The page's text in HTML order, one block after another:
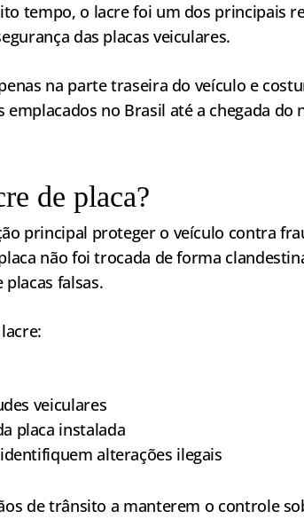
tempo, o lacre foi um dos principais
das placas veiculares.
na parte traseira do veículo e
no Brasil até a chegada do
de placa?
principal proteger o veículo contra
não foi trocada de forma
falsas.
veiculares
placa instalada
alterações ilegais
de trânsito a manterem o controle